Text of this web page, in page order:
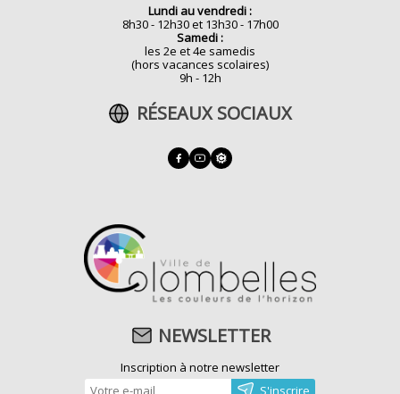
Lundi au vendredi :
8h30 - 12h30 et 13h30 - 17h00
Samedi :
les 2e et 4e samedis
(hors vacances scolaires)
9h - 12h
RÉSEAUX SOCIAUX
NEWSLETTER
Inscription à notre newsletter